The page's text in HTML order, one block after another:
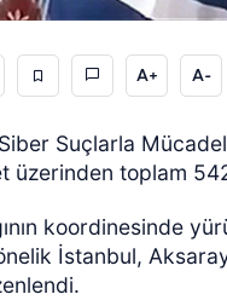
A+ A-
Suçlarla
toplam 542
koordinesinde
İstanbul,
ÖZEL HABER